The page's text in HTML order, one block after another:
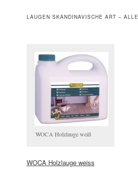
LAUGEN SKANDINAVISCHE ART –
WOCA Holzlauge weiß
WOCA Holzlauge weiss